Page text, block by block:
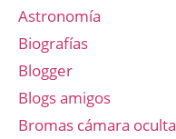
Astronomía
Biografías
Blogger
Blogs amigos
Bromas cámara oculta